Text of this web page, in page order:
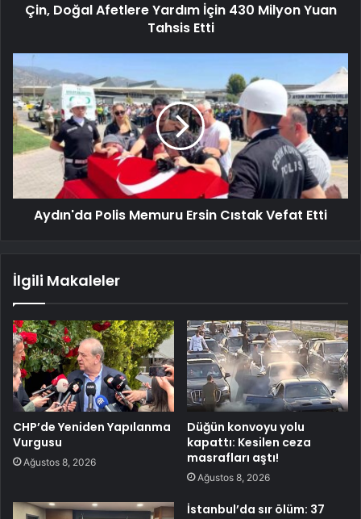
Çin, Doğal Afetlere Yardım İçin 430 Milyon Yuan
Tahsis Etti
Aydın'da Polis Memuru Ersin Cıstak Vefat Etti
İlgili Makaleler
CHP’de Yeniden Yapılanma
Vurgusu
Ağustos 8, 2026
Düğün konvoyu yolu
kapattı: Kesilen ceza
masrafları aştı!
Ağustos 8, 2026
İstanbul’da sır ölüm: 37